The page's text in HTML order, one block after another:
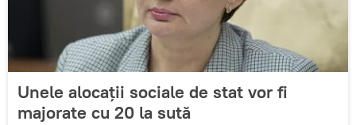
Unele alocații sociale de stat vor fi
majorate cu 20 la sută